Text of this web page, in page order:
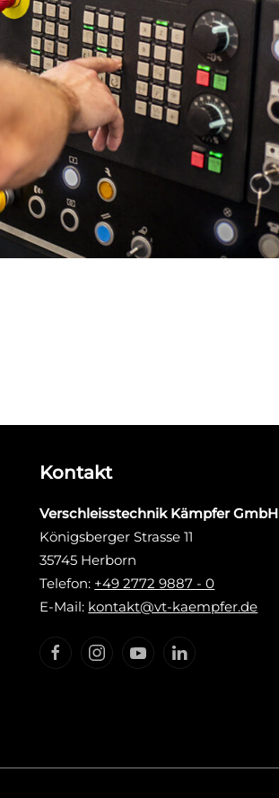
Kontakt
Verschleisstechnik Kämpfer GmbH
Königsberger Strasse 11
35745 Herborn
Telefon: +49 2772 9887 - 0
E-Mail: kontakt@vt-kaempfer.de